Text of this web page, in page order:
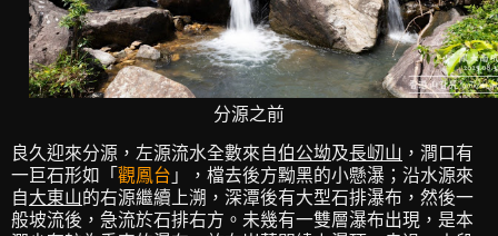
分源之前
良久迎來分源，左源流水全數來自伯公坳及長屻山 ，澗口有
一巨石形如「 觀鳳台 」，檔去後方黝黑的小懸瀑；沿水源來
自 大東山 的右源繼續上溯，深潭後有大型石排瀑布，然後一
般坡流後，急流於石排右方。未幾有一雙層瀑布出現，是本